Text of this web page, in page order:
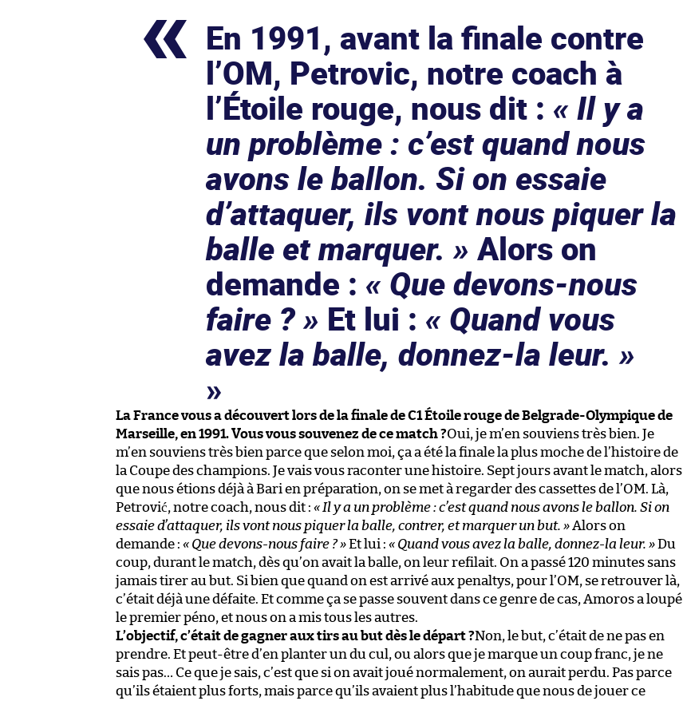
En 1991, avant la finale contre
l’OM, Petrovic, notre coach à
l’Étoile rouge, nous dit : « Il y a
un problème : c’est quand nous
avons le ballon. Si on essaie
d’attaquer, ils vont nous piquer la
balle et marquer. » Alors on
demande : « Que devons-nous
faire ? » Et lui : « Quand vous
avez la balle, donnez-la leur. »
La France vous a découvert lors de la finale de C1 Étoile rouge de Belgrade-Olympique de
Marseille, en 1991. Vous vous souvenez de ce match ?Oui, je m’en souviens très bien. Je
m’en souviens très bien parce que selon moi, ça a été la finale la plus moche de l’histoire de
la Coupe des champions. Je vais vous raconter une histoire. Sept jours avant le match, alors
que nous étions déjà à Bari en préparation, on se met à regarder des cassettes de l’OM. Là,
Petrović, notre coach, nous dit : « Il y a un problème : c’est quand nous avons le ballon. Si on
essaie d’attaquer, ils vont nous piquer la balle, contrer, et marquer un but. »Alors on
demande : « Que devons-nous faire ? »Et lui : « Quand vous avez la balle, donnez-la leur. »Du
coup, durant le match, dès qu’on avait la balle, on leur refilait. On a passé 120 minutes sans
jamais tirer au but. Si bien que quand on est arrivé aux penaltys, pour l’OM, se retrouver là,
c’était déjà une défaite. Et comme ça se passe souvent dans ce genre de cas, Amoros a loupé
le premier péno, et nous on a mis tous les autres.
L’objectif, c’était de gagner aux tirs au but dès le départ ?Non, le but, c’était de ne pas en
prendre. Et peut-être d’en planter un du cul, ou alors que je marque un coup franc, je ne
sais pas… Ce que je sais, c’est que si on avait joué normalement, on aurait perdu. Pas parce
qu’ils étaient plus forts, mais parce qu’ils avaient plus l’habitude que nous de jouer ce